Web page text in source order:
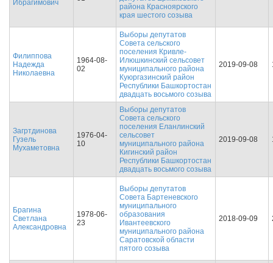
Ибрагимович
района Красноярского
края шестого созыва
Филиппова
Надежда
Николаевна
1964-08-
02
Выборы депутатов
Совета сельского
поселения Кривле-
Илюшкинский сельсовет
муниципального района
Куюргазинский район
Республики Башкортостан
двадцать восьмого созыва
2019-09-08
Загртдинова
Гузель
Мухаметовна
1976-04-
10
Выборы депутатов
Совета сельского
поселения Еланлинский
сельсовет
муниципального района
Кигинский район
Республики Башкортостан
двадцать восьмого созыва
2019-09-08
Брагина
Светлана
Александровна
1978-06-
23
Выборы депутатов
Совета Бартеневского
муниципального
образования
Ивантеевского
муниципального района
Саратовской области
пятого созыва
2018-09-09